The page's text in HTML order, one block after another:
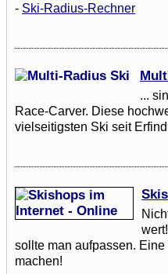
- Ski-Radius-Rechner
...
Race-Carver. Diese
vielseitigsten Ski seit
sollte man aufpassen.
machen!